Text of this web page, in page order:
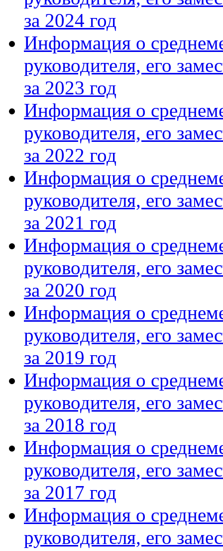
за 2024 год
Информация о
руководителя, его
за 2023 год
Информация о
руководителя, его
за 2022 год
Информация о
руководителя, его
за 2021 год
Информация о
руководителя, его
за 2020 год
Информация о
руководителя, его
за 2019 год
Информация о
руководителя, его
за 2018 год
Информация о
руководителя, его
за 2017 год
Информация о
руководителя, его